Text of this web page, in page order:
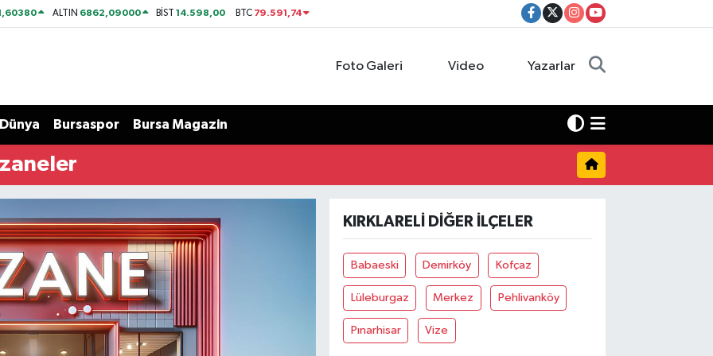
ALTIN 6862,09000 BİST14.598,00 BTC 79.591,74
Foto Galeri Video Yazarlar
Dünya Bursaspor Bursa Magazin
KIRKLARELI DIĞER İLÇELER
Babaeski Demirköy Kofçaz
Lüleburgaz Merkez Pehlivanköy
Pınarhisar Vize